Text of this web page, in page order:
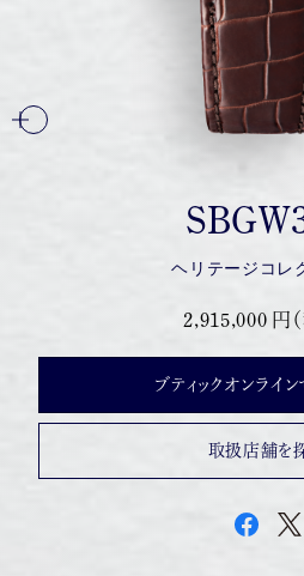
ヘリテージコレ
2,915,000 円（
ブティックオンライ
取扱店舗を